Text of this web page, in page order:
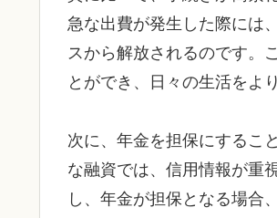
急な出費が発生した際には
スから解放されるのです。
とができ、日々の生活をよ
次に、年金を担保にするこ
な融資では、信用情報が重
し、年金が担保となる場合